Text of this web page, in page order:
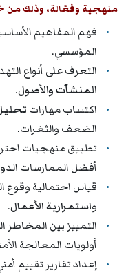
منهجية وفعّالة، وذلك من
فهم المفاهيم
المؤسسي.
التعرف على أنواع
المنشآت والأصول.
اكتساب مهارات
الضعف والثغرات.
تطبيق منهجيات
أفضل الممارسات
قياس احتمالية وقوع
واستمرارية الأعمال.
التمييز بين المخاطر
أولويات المعالجة
إعداد تقارير تقييم